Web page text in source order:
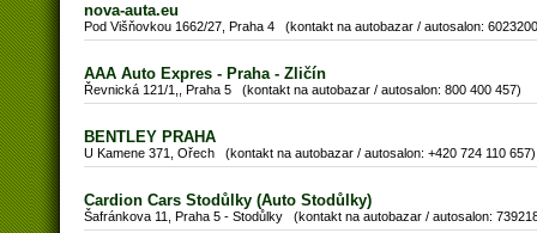
nova-auta.eu
Pod Višňovkou 1662/27, Praha 4 (kontakt na autobazar / autosalon:
AAA Auto Expres - Praha - Zličín
Řevnická 121/1,, Praha 5 (kontakt na autobazar / autosalon: 800 400 457)
BENTLEY PRAHA
U Kamene 371, Ořech (kontakt na autobazar / autosalon: +420 724 110 657)
Cardion Cars Stodůlky (Auto Stodůlky)
Šafránkova 11, Praha 5 - Stodůlky (kontakt na autobazar / autosalon: